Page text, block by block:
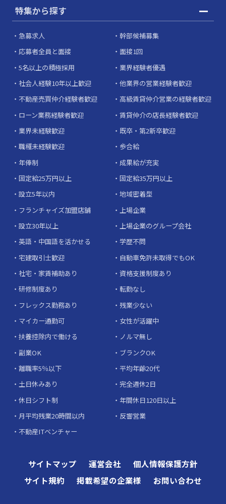
特集から探す
急募求人
幹部候補募集
応募者全員と面接
面接1回
5名以上の積極採用
業界経験者優遇
社会人経験10年以上歓迎
他業界の営業経験者歓迎
不動産売買仲介経験者歓迎
高級賃貸仲介営業の経験者歓迎
ローン業務経験者歓迎
賃貸仲介の店長経験者歓迎
業界未経験歓迎
既卒・第2新卒歓迎
職種未経験歓迎
歩合給
年俸制
成果給が充実
固定給25万円以上
固定給35万円以上
設立5年以内
地域密着型
フランチャイズ加盟店舗
上場企業
設立30年以上
上場企業のグループ会社
英語・中国語を活かせる
学歴不問
宅建取引士歓迎
自動車免許未取得でもOK
社宅・家賃補助あり
資格支援制度あり
研修制度あり
転勤なし
フレックス勤務あり
残業少ない
マイカー通勤可
女性が活躍中
扶養控除内で働ける
ノルマ無し
副業OK
ブランクOK
離職率5％以下
平均年齢20代
土日休みあり
完全週休2日
休日シフト制
年間休日120日以上
月平均残業20時間以内
反響営業
不動産ITベンチャー
サイトマップ 運営会社
個人情報保護方針
サイト規約
掲載希望の企業様 お問い合わせ